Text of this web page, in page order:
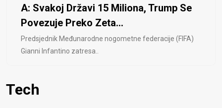
A: Svakoj Državi 15 Miliona, Trump Se
Povezuje Preko Zeta...
Predsjednik Međunarodne nogometne federacije (FIFA)
Gianni Infantino zatresa..
Tech